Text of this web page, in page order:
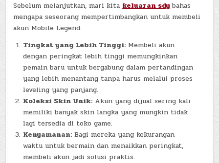
Sebelum melanjutkan, mari kitakeluaran sdybahas
mengapa seseorang mempertimbangkan untuk membeli
akun Mobile Legend:
Tingkat yang Lebih Tinggi: Membeli akun
dengan peringkat lebih tinggi memungkinkan
pemain baru untuk bergabung dalam pertandingan
yang lebih menantang tanpa harus melalui proses
leveling yang panjang.
Koleksi Skin Unik: Akun yang dijual sering kali
memiliki banyak skin langka yang mungkin tidak
lagi tersedia di toko game.
Kenyamanan: Bagi mereka yang kekurangan
waktu untuk bermain dan menaikkan peringkat,
membeli akun jadi solusi praktis.